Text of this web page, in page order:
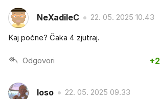
NeXadileC 22. 05. 2025 10.43
Kaj počne? Čaka 4 zjutraj.
Odgovori +2
loso 22. 05. 2025 09.33